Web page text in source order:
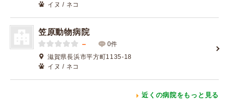
イヌ / ネコ
笠原動物病院
－
0件
滋賀県長浜市平方町1135-18
イヌ / ネコ
近くの病院をもっと見る